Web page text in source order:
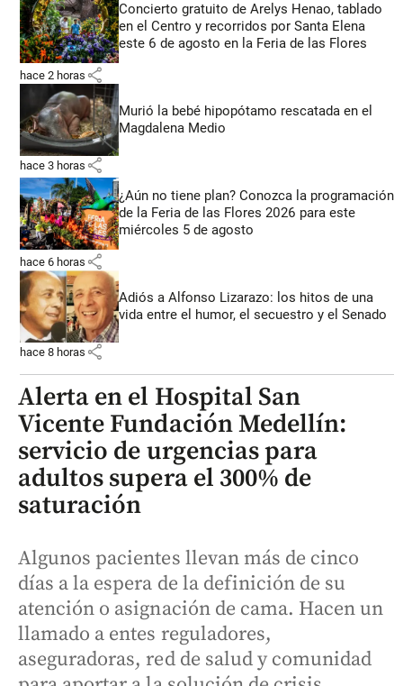
Concierto gratuito de Arelys Henao, tablado
en el Centro y recorridos por Santa Elena
este 6 de agosto en la Feria de las Flores
hace 2 horas share
Murió la bebé hipopótamo rescatada en el
Magdalena Medio
hace 3 horas share
¿Aún no tiene plan? Conozca la programación
de la Feria de las Flores 2026 para este
miércoles 5 de agosto
hace 6 horas share
Adiós a Alfonso Lizarazo: los hitos de una
vida entre el humor, el secuestro y el Senado
hace 8 horas share
Alerta en el Hospital San
Vicente Fundación Medellín:
servicio de urgencias para
adultos supera el 300% de
saturación
Algunos pacientes llevan más de cinco
días a la espera de la definición de su
atención o asignación de cama. Hacen un
llamado a entes reguladores,
aseguradoras, red de salud y comunidad